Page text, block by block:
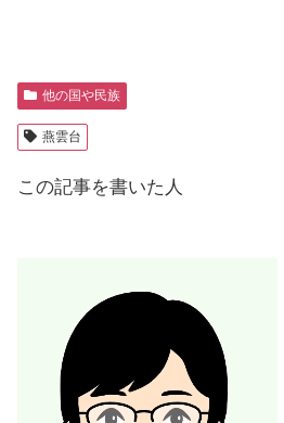
他の国や民族
燕雲台
この記事を書いた人